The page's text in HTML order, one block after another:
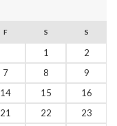
F S S
1
2
7 8
9
14 15
16
21 22
23